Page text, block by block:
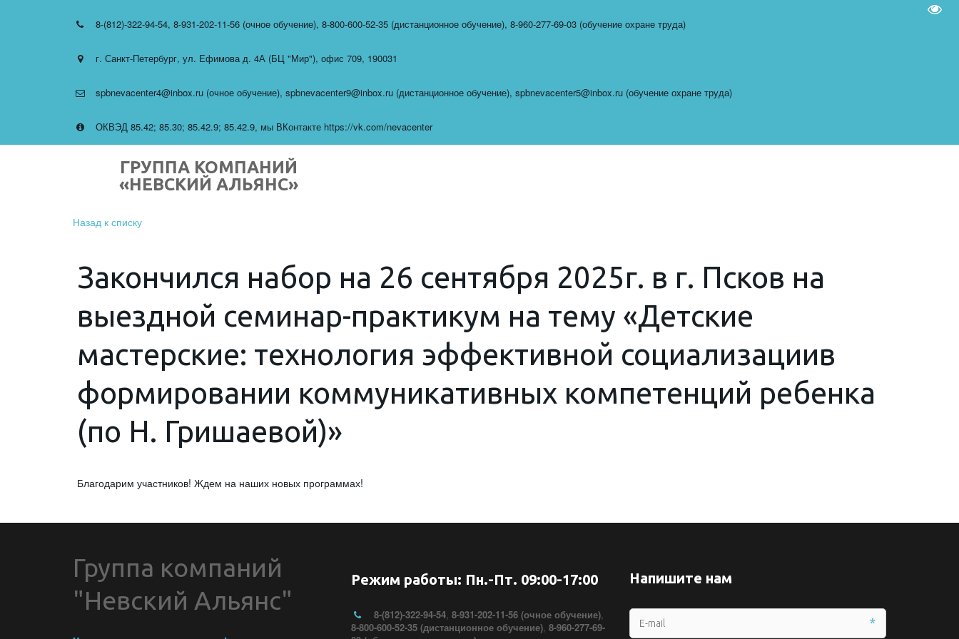
8-(812)-322-94-54, 8-931-202-11-56 (очное обучение), 8-800-600-52-35 (дистанционное обучение), 8-960-277-69-03 (обучение охране труда)
г. Санкт-Петербург, ул. Ефимова д. 4А (БЦ "Мир"), офис 709, 190031
spbnevacenter4@inbox.ru (очное обучение), spbnevacenter9@inbox.ru (дистанционное обучение), spbnevacenter5@inbox.ru (обучение охране труда)
ОКВЭД 85.42; 85.30; 85.42.9; 85.42.9, мы ВКонтакте https://vk.com/nevacenter
ГРУППА КОМПАНИЙ
«НЕВСКИЙ АЛЬЯНС»
Назад к списку
Закончился набор на 26 сентября 2025г. в г. Псков на
выездной семинар-практикум на тему «Детские
мастерские: технология эффективной социализациив
формировании коммуникативных компетенций ребенка
(по Н. Гришаевой)»
Благодарим участников! Ждем на наших новых программах!
Группа компаний
"Невский Альянс"
Режим работы: Пн.-Пт. 09:00-17:00
8-(812)-322-94-54, 8-931-202-11-56 (очное обучение),
8-800-600-52-35 (дистанционное обучение), 8-960-277-69-
Напишите нам
*